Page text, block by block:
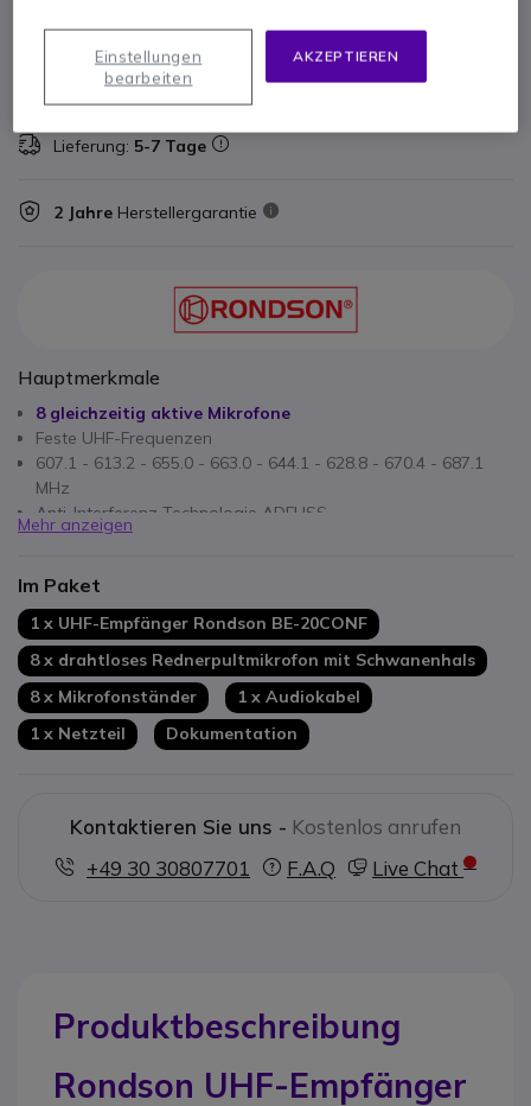
ANGEBOT IN 4 STUNDEN
Nicht lieferbar
Lieferung: 5-7 Tage
2 Jahre Herstellergarantie
Hauptmerkmale
8 gleichzeitig aktive Mikrofone
Feste UHF-Frequenzen
607.1 - 613.2 - 655.0 - 663.0 - 644.1 - 628.8 - 670.4 - 687.1
MHz
Anti-Interferenz-Technologie ADFHSS
Reichweite > 45 Meter
Warnung bei niedrigem Batteriestand
XLR- und Klinkenausgänge
Skalierbar auf bis zu 16 Mikrofone
Mehr anzeigen
Im Paket
1 x UHF-Empfänger Rondson BE-20CONF
8 x drahtloses Rednerpultmikrofon mit Schwanenhals
8 x Mikrofonständer
1 x Audiokabel
1 x Netzteil
Dokumentation
Kontaktieren Sie uns - Kostenlos anrufen
+49 30 30807701
F.A.Q Live Chat
Produktbeschreibung
Rondson UHF-Empfänger
AKZEPTIEREN
Einstellungen
bearbeiten